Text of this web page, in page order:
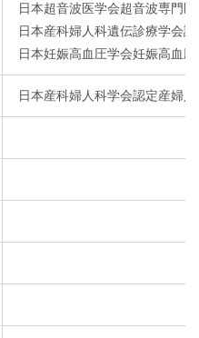
日本超音波医学会超音波専門医
日本産科婦人科遺伝診療学会
日本妊娠高血圧学会妊娠高血
日本産科婦人科学会認定産婦